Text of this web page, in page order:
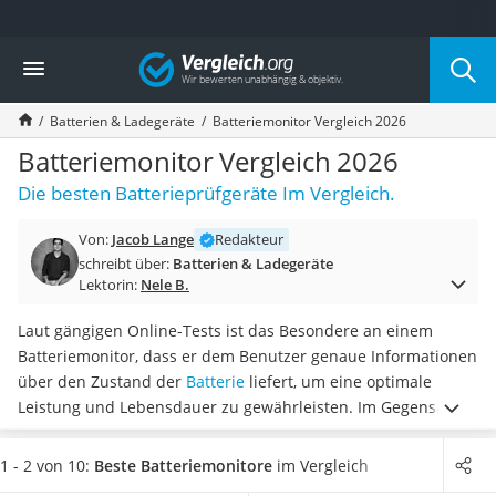
Die beliebtesten Vergleiche nach Kategorie
Elektronik
Powerstation
Monitor 32 Zoll 4K
Fernseher
Drucker
Desktop-PC
Diascanner
Laser-Multifunktionsdrucker
Powerstation mit Solarpanel
Gaming-PC
Soundbar
17-Zoll-Laptop
Satellitenschüssel
Gaming-Headset
Vergleich
Batterien & Ladegeräte Batteriemonitor Vergleich 2026
Batteriemonitor Vergleich 2026
Die besten Batterieprüfgeräte Im Vergleich.
Von: Jacob Lange
Redakteur
schreibt über: Batterien & Ladegeräte
Lektorin: Nele B.
Laut gängigen Online-Tests ist das Besondere an einem
Batteriemonitor, dass er dem Benutzer genaue Informationen
über den Zustand der Batterie liefert, um eine optimale
Leistung und Lebensdauer zu gewährleisten. Im Gegensatz
zu einfachen Spannungsmessgeräten,die nur die Spannung
der Batterie anzeigen, kann ein Batteriemonitor den
1 - 2 von 10: Beste Batteriemonitore im Vergleich